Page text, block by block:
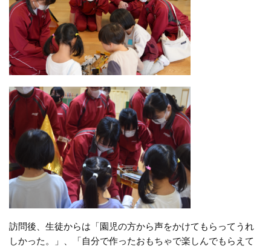
訪問後、生徒からは「園児の方から声をかけてもらってうれ
しかった。」、「自分で作ったおもちゃで楽しんでもらえて